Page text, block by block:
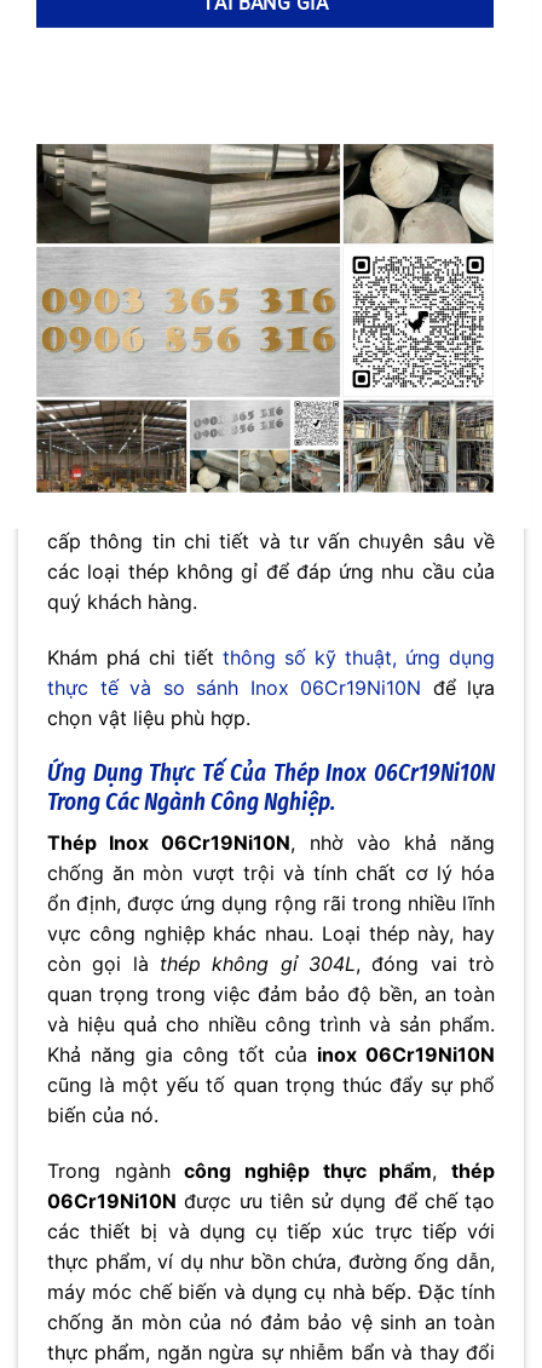
biện pháp bảo vệ bổ sung trong các ứng
dụng này.
Khả năng dẫn nhiệt kém:So với các kim loại
như đồng và nhôm,thép 06Cr19Ni10Ncó
khả năng dẫn nhiệt kém hơn, có thể ảnh
hưởng đến hiệu suất của các thiết bị trao đổi
nhiệt.
nhược điểmcủa
thép 06Cr19Ni10N sẽ giúp người dùng lựa chọn
vật liệu phù hợp nhất cho từng ứng dụng cụ thể,
đảm bảo hiệu quả kinh tế và độ bền cho công
cấp thông tin chi tiết và tư vấn chuyên sâu về
các loại thép không gỉ để đáp ứng nhu cầu của
quý khách hàng.
Khám phá chi tiết thông số kỹ thuật, ứng dụng
thực tế và so sánh Inox 06Cr19Ni10N để lựa
chọn vật liệu phù hợp.
Ứng Dụng Thực Tế Của Thép Inox 06Cr19Ni10N
Trong Các Ngành Công Nghiệp.
Thép Inox 06Cr19Ni10N, nhờ vào khả năng
chống ăn mòn vượt trội và tính chất cơ lý hóa
ổn định, được ứng dụng rộng rãi trong nhiều lĩnh
vực công nghiệp khác nhau. Loại thép này, hay
còn gọi là thép không gỉ 304L, đóng vai trò
quan trọng trong việc đảm bảo độ bền, an toàn
và hiệu quả cho nhiều công trình và sản phẩm.
Khả năng gia công tốt của inox 06Cr19Ni10N
cũng là một yếu tố quan trọng thúc đẩy sự phổ
biến của nó.
Trong ngànhcông nghiệp thực phẩm,thép
06Cr19Ni10N được ưu tiên sử dụng để chế tạo
các thiết bị và dụng cụ tiếp xúc trực tiếp với
thực phẩm, ví dụ như bồn chứa, đường ống dẫn,
máy móc chế biến và dụng cụ nhà bếp. Đặc tính
chống ăn mòn của nó đảm bảo vệ sinh an toàn
thực phẩm, ngăn ngừa sự nhiễm bẩn và thay đổi
No thanks, I’m not interested!